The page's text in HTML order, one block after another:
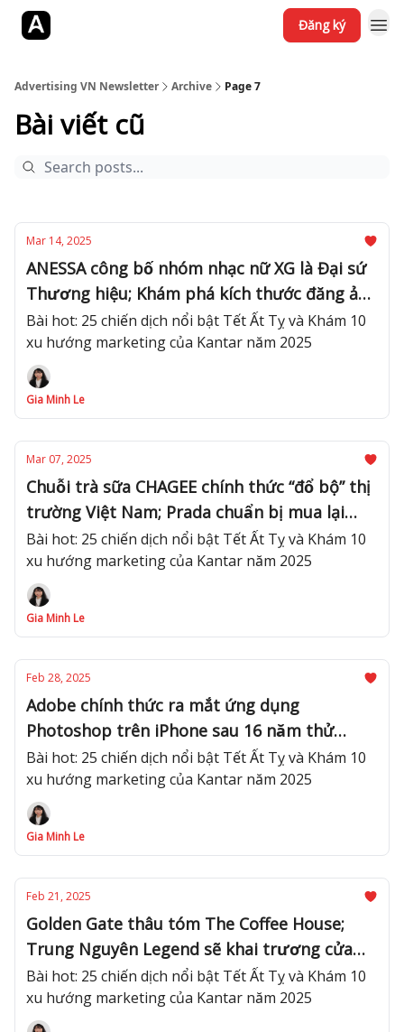
Đăng ký
Advertising VN Newsletter Archive Page 7
Bài viết cũ
Mar 14, 2025
ANESSA công bố nhóm nhạc nữ XG là Đại sứ
Thương hiệu; Khám phá kích thước đăng ảnh
chuẩn Facebook mới nhất năm 2025
Bài hot: 25 chiến dịch nổi bật Tết Ất Tỵ và Khám 10
xu hướng marketing của Kantar năm 2025
Gia Minh Le
Mar 07, 2025
Chuỗi trà sữa CHAGEE chính thức “đổ bộ” thị
trường Việt Nam; Prada chuẩn bị mua lại
Versace với giá 1,5 tỷ USD
Bài hot: 25 chiến dịch nổi bật Tết Ất Tỵ và Khám 10
xu hướng marketing của Kantar năm 2025
Gia Minh Le
Feb 28, 2025
Adobe chính thức ra mắt ứng dụng
Photoshop trên iPhone sau 16 năm thử
nghiệm; Quang Hùng MasterD trở thành “tân
thái tử” của Trà Mật ong Boncha
Bài hot: 25 chiến dịch nổi bật Tết Ất Tỵ và Khám 10
xu hướng marketing của Kantar năm 2025
Gia Minh Le
Feb 21, 2025
Golden Gate thâu tóm The Coffee House;
Trung Nguyên Legend sẽ khai trương cửa
hàng đầu tiên tại Melbourne, Úc
Bài hot: 25 chiến dịch nổi bật Tết Ất Tỵ và Khám 10
xu hướng marketing của Kantar năm 2025